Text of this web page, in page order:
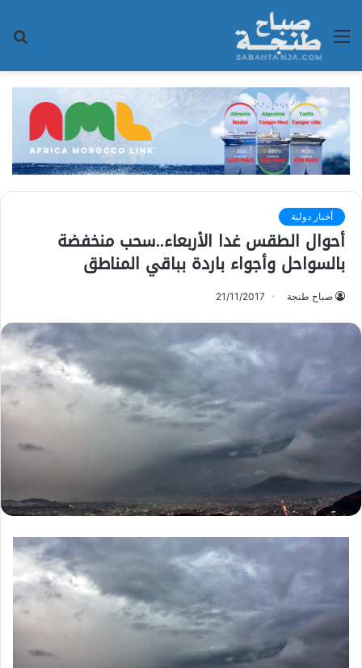
القائمة
أخبار دولية
أحوال الطقس غدا الأربعاء..سحب منخفضة
بالسواحل وأجواء باردة بباقي المناطق
صباح طنجة 21/11/2017